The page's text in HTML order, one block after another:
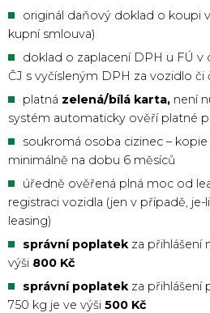
originál daňový doklad o koupi
kupní smlouva)
doklad o zaplacení DPH u FÚ v
ČJ s vyčísleným DPH za vozidlo či
platná zelená/bílá karta, není
systém automaticky ověří platné
soukromá osoba cizinec –
minimálně na dobu 6 měsíců
úředně ověřená plná moc od
registraci vozidla (jen v případě,
leasing)
správní poplatekza přihlášení
výši 800 Kč
správní poplatekza přihlášení
750 kg je ve výši 500 Kč